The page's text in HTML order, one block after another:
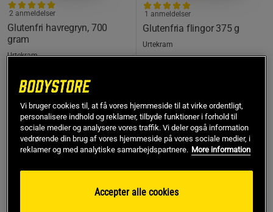
Glutenfri havregryn, 700
gram
2 anmeldelser
Urtekram
42 kr
Glutenfria flingor 375 g
1 anmeldelser
Urtekram
KØB FLERE, SPAR MERE KØB FLERE, SPAR MERE
Vi bruger cookies til, at få vores hjemmeside til at virke ordentligt,
personalisere indhold og reklamer, tilbyde funktioner i forhold til
sociale medier og analysere vores traffik. Vi deler også information
vedrørende din brug af vores hjemmeside på vores sociale medier, i
reklamer og med analytiske samarbejdspartnere. More information
Accepter alle cookies